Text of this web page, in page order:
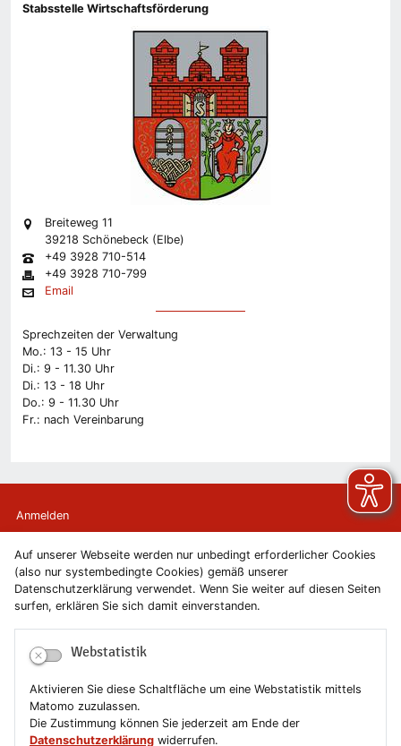
Auf unserer Webseite werden nur unbedingt erforderlicher Cookies
(also nur systembedingte Cookies) gemäß unserer
Datenschutzerklärung verwendet. Wenn Sie weiter auf diesen Seiten
surfen, erklären Sie sich damit einverstanden.
Webstatistik
Aktivieren Sie diese Schaltfläche um eine Webstatistik mittels
Matomo zuzulassen.
Die Zustimmung können Sie jederzeit am Ende der
Datenschutzerklärung widerrufen.
Stabsstelle Wirtschaftsförderung
Breiteweg 11
39218 Schönebeck (Elbe)
+49 3928 710-514
+49 3928 710-799
Email
Sprechzeiten der Verwaltung
Mo.: 13 - 15 Uhr
Di.: 9 - 11.30 Uhr
Di.: 13 - 18 Uhr
Do.: 9 - 11.30 Uhr
Fr.: nach Vereinbarung
Anmelden
Kontakt
Newsletter
Datenschutzerklärung